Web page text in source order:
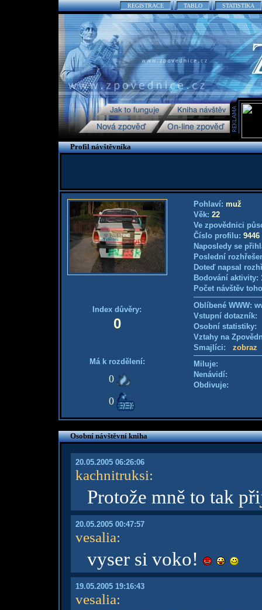
REGISTRACE TABLO STATISTIKA
Profil návštěvníka
Index důvěry:
0
Má k rozdělení:
0
0
Pohlaví: muž
Věk: 22
Ve zpovědnici
Číslo profilu: 9446
Naposledy se
Poslední
Doteď napsal
Bodování aktivity:
Počet návštěv
Oblíbené WWW:
Vstupní
Osobní
Vztahy na
Smajlíci: zobraz
Miluje:
Nenávidí:
Obdivuje:
Osobní návštěvní kniha
20.05.2005 06:26:06
kachnitruksi:
Protože mně to tak
20.05.2005 00:47:57
vesalia:
vyser si voko!
19.05.2005 19:16:43
vesalia: